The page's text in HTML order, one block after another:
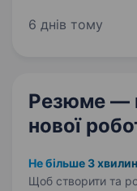
до команди
6 днів тому
Резюме —
нової
Не більше 3 хвилин
Щоб створити та